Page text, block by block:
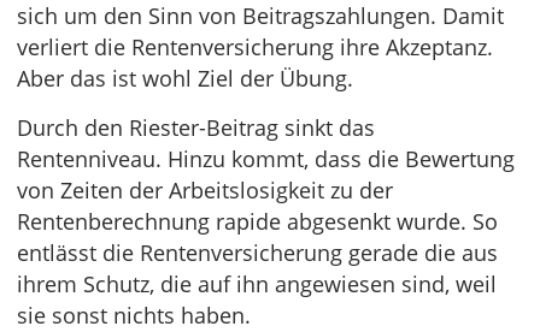
sich um den Sinn von Beitragszahlungen. Damit
verliert die Rentenversicherung ihre Akzeptanz.
Aber das ist wohl Ziel der Übung.
Durch den Riester-Beitrag sinkt das
Rentenniveau. Hinzu kommt, dass die Bewertung
von Zeiten der Arbeitslosigkeit zu der
Rentenberechnung rapide abgesenkt wurde. So
entlässt die Rentenversicherung gerade die aus
ihrem Schutz, die auf ihn angewiesen sind, weil
sie sonst nichts haben.